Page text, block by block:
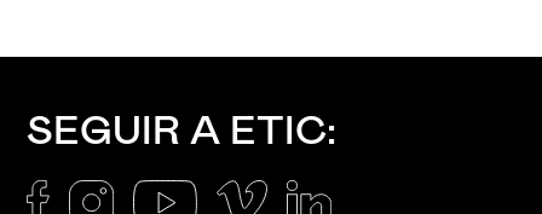
SEGUIR A ETIC: